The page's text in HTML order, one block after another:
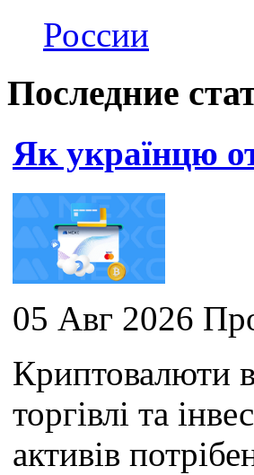
России
Последние
Як українцю
05 Авг 2026
Криптовалюти
торгівлі та
активів